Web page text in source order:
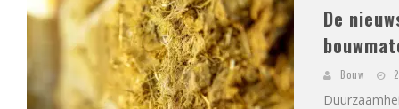
De
Bouw